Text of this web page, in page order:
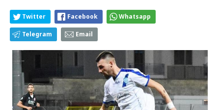
Twitter Facebook Whatsapp
Telegram Email